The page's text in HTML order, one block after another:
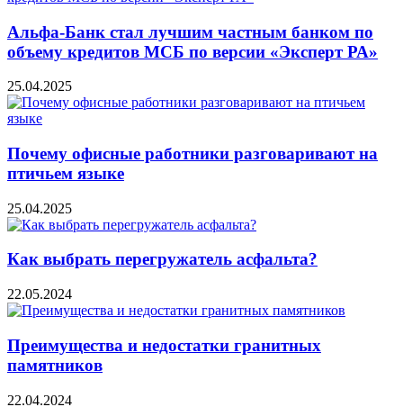
Альфа-Банк стал лучшим частным банком по
объему кредитов МСБ по версии «Эксперт РА»
25.04.2025
Почему офисные работники разговаривают на
птичьем языке
25.04.2025
Как выбрать перегружатель асфальта?
22.05.2024
Преимущества и недостатки гранитных
памятников
22.04.2024